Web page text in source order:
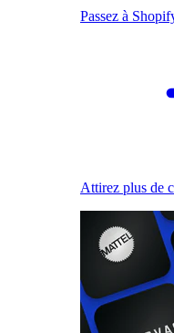
Passez à
Attirez plus de